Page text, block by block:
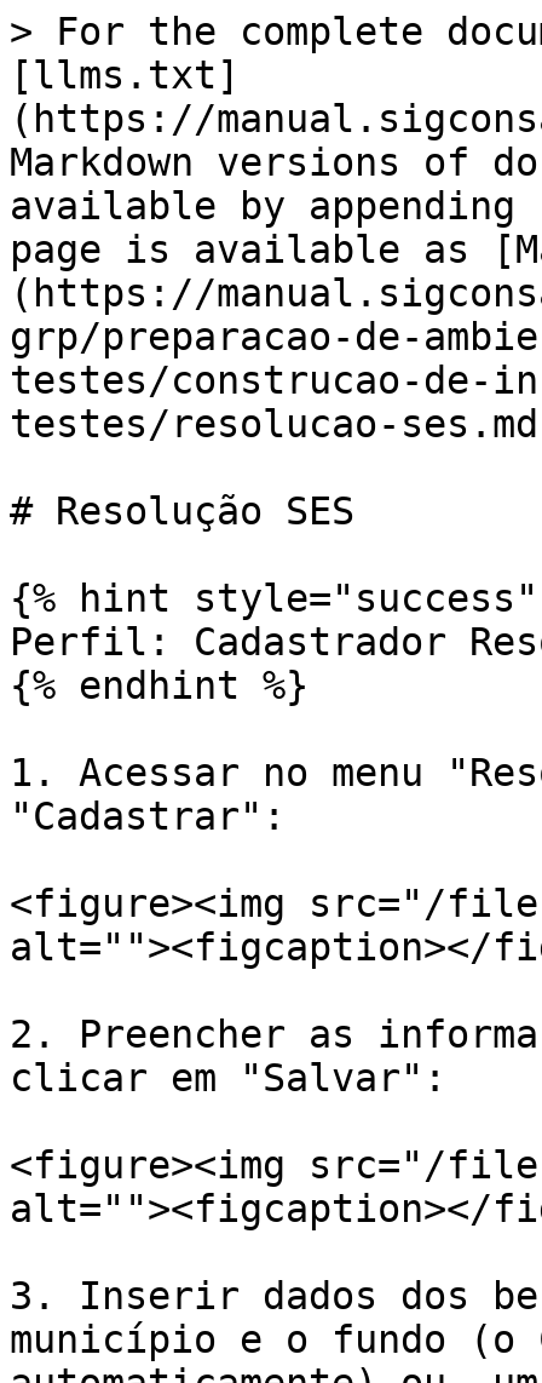
> For the complete
[llms.txt]
(https://
Markdown versions of
available by
page is available as
(https://
grp/preparacao-de-
testes/construcao-de-
testes/resolucao-
# Resolução SES
{% hint style="success"
Perfil: Cadastrador
{% endhint %}
1. Acessar no menu
"Cadastrar":
<figure><img src="/
alt=""><figcaption></
2. Preencher as
clicar em "Salvar":
<figure><img src="/files/
alt=""><figcaption></
3. Inserir dados dos
município e o fundo (o